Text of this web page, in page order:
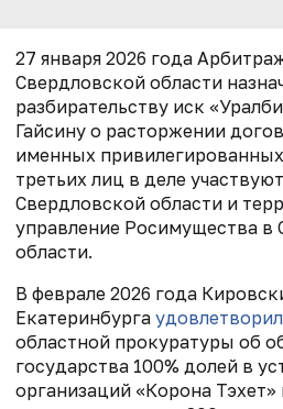
27 января 2026 года
Свердловской области
разбирательству иск
Гайсину о расторжении
именных
третьих лиц в деле
Свердловской области и
управление Росимущества в
области.
В феврале 2026 года
Екатеринбурга удовлетворил
областной прокуратуры об
государства 100% долей в
организаций «Корона